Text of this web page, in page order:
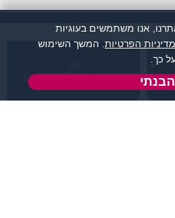
support@zigota.co.il
אנו משתמשים בעוגיות
מדיניות הפרטיות . המשך השימוש
כך.
הבנתי